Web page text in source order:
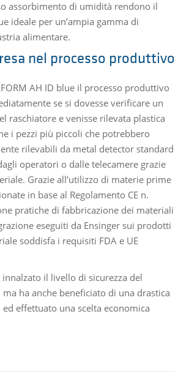
assorbimento di umidità rendono il
ideale per un’ampia gamma di
alimentare.
nel processo produttivo
AH ID blue il processo produttivo
se si dovesse verificare un
raschiatore e venisse rilevata plastica
i pezzi più piccoli che potrebbero
rilevabili da metal detector standard
operatori o dalle telecamere grazie
Grazie all’utilizzo di materie prime
in base al Regolamento CE n.
pratiche di fabbricazione dei materiali
eseguiti da Ensinger sui prodotti
soddisfa i requisiti FDA e UE
il livello di sicurezza del
ha anche beneficiato di una drastica
effettuato una scelta economica